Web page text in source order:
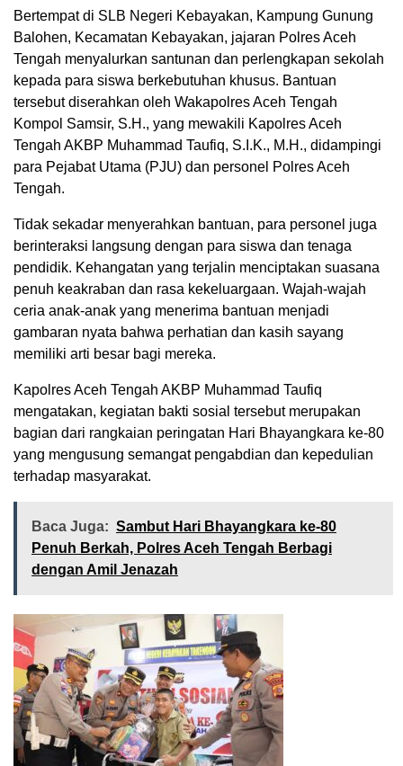
Bertempat di SLB Negeri Kebayakan, Kampung Gunung
Balohen, Kecamatan Kebayakan, jajaran Polres Aceh
Tengah menyalurkan santunan dan perlengkapan sekolah
kepada para siswa berkebutuhan khusus. Bantuan
tersebut diserahkan oleh Wakapolres Aceh Tengah
Kompol Samsir, S.H., yang mewakili Kapolres Aceh
Tengah AKBP Muhammad Taufiq, S.I.K., M.H., didampingi
para Pejabat Utama (PJU) dan personel Polres Aceh
Tengah.
Tidak sekadar menyerahkan bantuan, para personel juga
berinteraksi langsung dengan para siswa dan tenaga
pendidik. Kehangatan yang terjalin menciptakan suasana
penuh keakraban dan rasa kekeluargaan. Wajah-wajah
ceria anak-anak yang menerima bantuan menjadi
gambaran nyata bahwa perhatian dan kasih sayang
memiliki arti besar bagi mereka.
Kapolres Aceh Tengah AKBP Muhammad Taufiq
mengatakan, kegiatan bakti sosial tersebut merupakan
bagian dari rangkaian peringatan Hari Bhayangkara ke-80
yang mengusung semangat pengabdian dan kepedulian
terhadap masyarakat.
Baca Juga: Sambut Hari Bhayangkara ke-80
Penuh Berkah, Polres Aceh Tengah Berbagi
dengan Amil Jenazah